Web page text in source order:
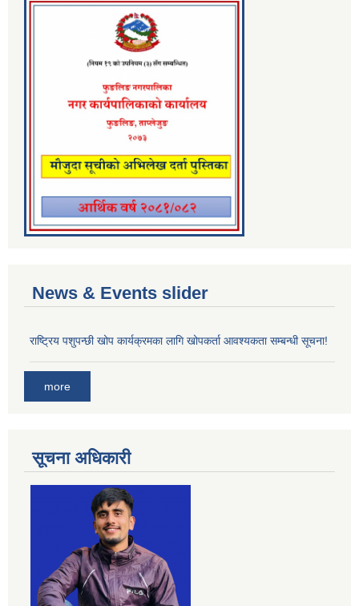
News & Events slider
राष्ट्रिय पशुपन्छी खोप कार्यक्रमका लागि खोपकर्ता आवश्यकता सम्बन्धी सूचना!
more
सूचना अधिकारी